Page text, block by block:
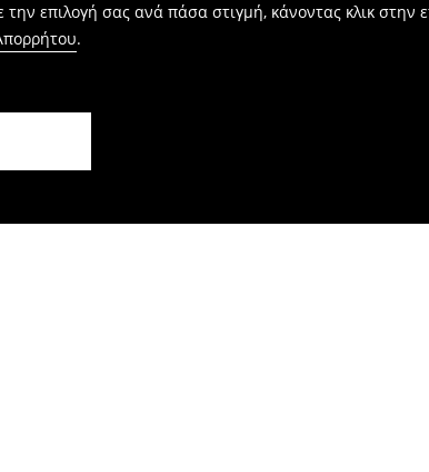
επιλογή σας ανά πάσα στιγμή, κάνοντας κλικ στην
.